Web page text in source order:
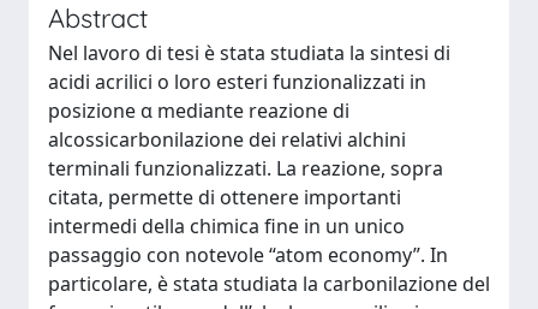
Abstract
Nel lavoro di tesi è stata studiata la sintesi di
acidi acrilici o loro esteri funzionalizzati in
posizione α mediante reazione di
alcossicarbonilazione dei relativi alchini
terminali funzionalizzati. La reazione, sopra
citata, permette di ottenere importanti
intermedi della chimica fine in un unico
passaggio con notevole “atom economy”. In
particolare, è stata studiata la carbonilazione del